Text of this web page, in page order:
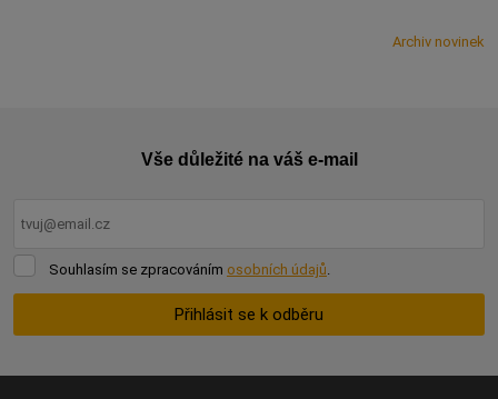
Archiv novinek
Vše důležité na váš e-mail
Souhlasím
Souhlasím se zpracováním osobních údajů.
Přihlásit se k odběru